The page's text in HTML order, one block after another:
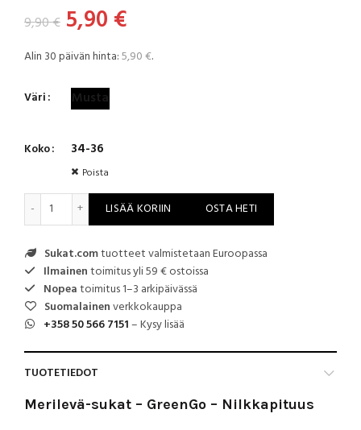
9,90€ Alkuperäinen
hinta
oli:
5,90 €
hinta
Alin 30 päivän hinta:5,90€.
Väri Musta
Koko 34-36
Poista
Merilevä-sukat - GreenGo - Nilkkapituus määrä
LISÄÄ KORIIN OSTA HETI
Sukat.comtuotteet valmistetaan Euroopassa
Ilmainentoimitus yli 59 € ostoissa
Nopeatoimitus 1–3 arkipäivässä
Suomalainenverkkokauppa
+358 50 566 7151– Kysy lisää
TUOTETIEDOT
Merilevä-sukat – GreenGo – Nilkkapituus